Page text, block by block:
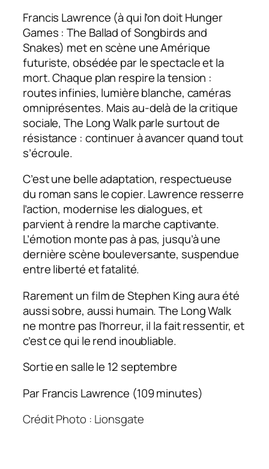
Francis Lawrence (à qui l’on doit Hunger
Games : The Ballad of Songbirds and
Snakes) met en scène une Amérique
futuriste, obsédée par le spectacle et la
mort. Chaque plan respire la tension :
routes infinies, lumière blanche, caméras
omniprésentes. Mais au-delà de la critique
sociale, The Long Walk parle surtout de
résistance : continuer à avancer quand tout
s’écroule.
C’est une belle adaptation, respectueuse
du roman sans le copier. Lawrence resserre
l’action, modernise les dialogues, et
parvient à rendre la marche captivante.
L’émotion monte pas à pas, jusqu’à une
dernière scène bouleversante, suspendue
entre liberté et fatalité.
Rarement un film de Stephen King aura été
aussi sobre, aussi humain. The Long Walk
ne montre pas l’horreur, il la fait ressentir, et
c’est ce qui le rend inoubliable.
Sortie en salle le 12 septembre
Par Francis Lawrence (109 minutes)
Crédit Photo : Lionsgate